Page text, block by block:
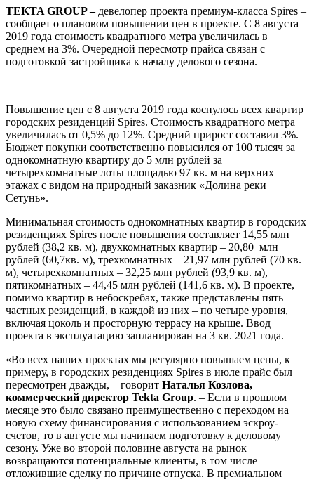
TEKTA GROUP –девелопер проекта премиум-класса Spires –
сообщает о плановом повышении цен в проекте. С 8 августа
2019 года стоимость квадратного метра увеличилась в
среднем на 3%. Очередной пересмотр прайса связан с
подготовкой застройщика к началу делового сезона.
Повышение цен с 8 августа 2019 года коснулось всех квартир
городских резиденций Spires. Стоимость квадратного метра
увеличилась от 0,5% до 12%. Средний прирост составил 3%.
Бюджет покупки соответственно повысился от 100 тысяч за
однокомнатную квартиру до 5 млн рублей за
четырехкомнатные лоты площадью 97 кв. м на верхних
этажах с видом на природный заказник «Долина реки
Сетунь».
Минимальная стоимость однокомнатных квартир в городских
резиденциях Spires после повышения составляет 14,55 млн
рублей (38,2 кв. м), двухкомнатных квартир – 20,80 млн
рублей (60,7кв. м), трехкомнатных – 21,97 млн рублей (70 кв.
м), четырехкомнатных – 32,25 млн рублей (93,9 кв. м),
пятикомнатных – 44,45 млн рублей (141,6 кв. м). В проекте,
помимо квартир в небоскребах, также представлены пять
частных резиденций, в каждой из них – по четыре уровня,
включая цоколь и просторную террасу на крыше. Ввод
проекта в эксплуатацию запланирован на 3 кв. 2021 года.
«Во всех наших проектах мы регулярно повышаем цены, к
примеру, в городских резиденциях Spires в июле прайс был
пересмотрен дважды, – говорит Наталья Козлова,
коммерческий директор Tekta Group. – Если в прошлом
месяце это было связано преимущественно с переходом на
новую схему финансирования с использованием эскроу-
счетов, то в августе мы начинаем подготовку к деловому
сезону. Уже во второй половине августа на рынок
возвращаются потенциальные клиенты, в том числе
отложившие сделку по причине отпуска. В премиальном